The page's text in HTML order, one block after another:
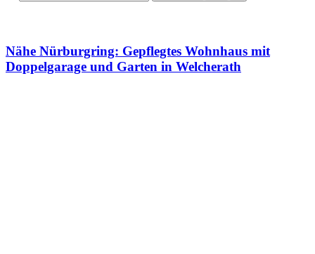
Nähe Nürburgring: Gepflegtes Wohnhaus mit
Doppelgarage und Garten in Welcherath